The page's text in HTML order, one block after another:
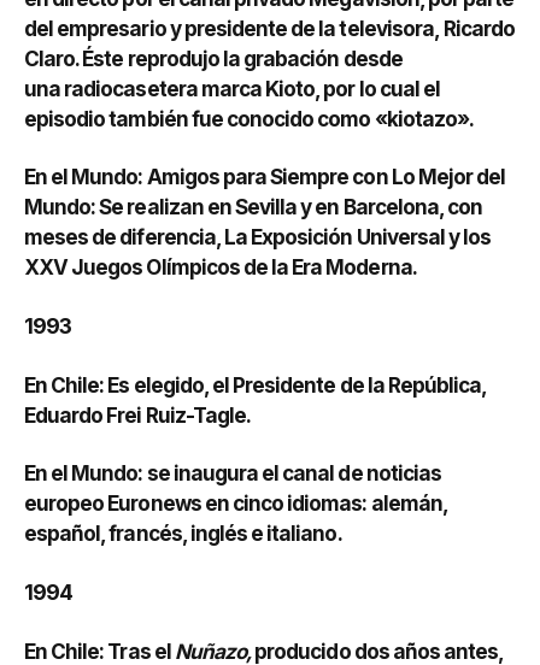
del empresario y presidente de la televisora, Ricardo
Claro. Éste reprodujo la grabación desde
una radiocasetera marca Kioto, por lo cual el
episodio también fue conocido como «kiotazo».
En el Mundo: Amigos para Siempre con Lo Mejor del
Mundo: Se realizan en Sevilla y en Barcelona, con
meses de diferencia, La Exposición Universal y los
XXV Juegos Olímpicos de la Era Moderna.
1993
En Chile: Es elegido, el Presidente de la República,
Eduardo Frei Ruiz-Tagle.
En el Mundo: se inaugura el canal de noticias
europeo Euronews en cinco idiomas: alemán,
español, francés, inglés e italiano.
1994
En Chile: Tras elNuñazo,producido dos años antes,